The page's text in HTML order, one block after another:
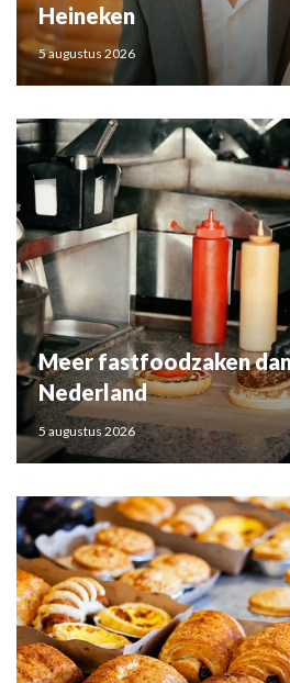
Heineken
5 augustus 2026
Meer fastfoodzaken
Nederland
5 augustus 2026